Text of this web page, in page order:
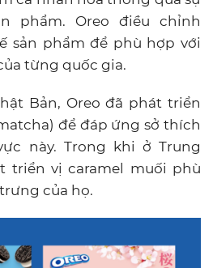
phẩm. Oreo điều chỉnh
sản phẩm để phù hợp với
từng quốc gia.
Bản, Oreo đã phát triển
để đáp ứng sở thích
này. Trong khi ở Trung
triển vị caramel muối phù
của họ.